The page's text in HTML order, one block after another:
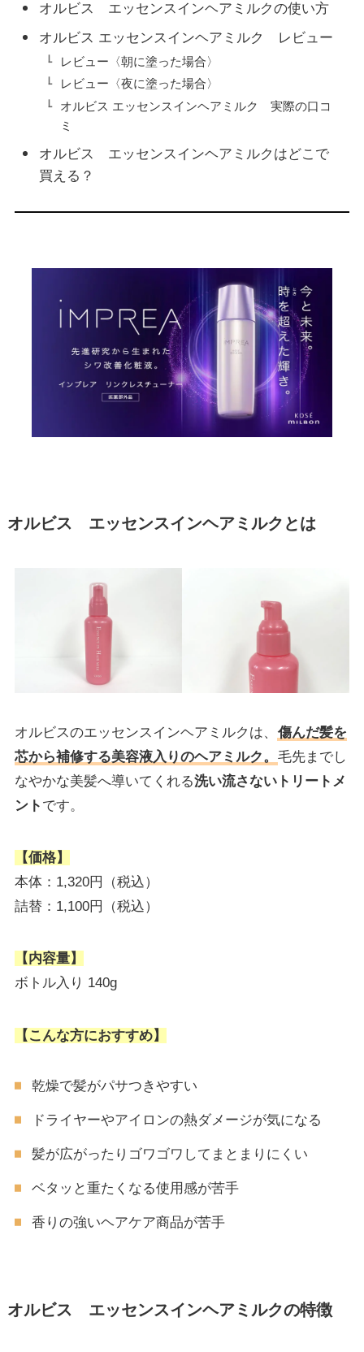
オルビス エッセンスインヘアミルクの使い方
オルビス エッセンスインヘアミルク レビュー
レビュー〈朝に塗った場合〉
レビュー〈夜に塗った場合〉
オルビス エッセンスインヘアミルク 実際の口コ
ミ
オルビス エッセンスインヘアミルクはどこで
買える？
オルビス エッセンスインヘアミルクとは
オルビスのエッセンスインヘアミルクは、 傷んだ髪を
芯から補修する美容液入りのヘアミルク。 毛先までし
なやかな美髪へ導いてくれる洗い流さないトリートメ
ント です。
【価格】
本体：1,320円（税込）
詰替：1,100円（税込）
【内容量】
ボトル入り 140g
【こんな方におすすめ】
乾燥で髪がパサつきやすい
ドライヤーやアイロンの熱ダメージが気になる
髪が広がったりゴワゴワしてまとまりにくい
ベタッと重たくなる使用感が苦手
香りの強いヘアケア商品が苦手
オルビス エッセンスインヘアミルクの特徴